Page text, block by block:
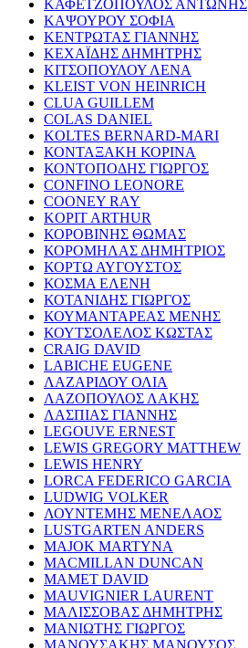
ΚΑΦΕΤΖΟΠΟΥΛΟΣ ΑΝΤΩΝΗΣ
ΚΑΨΟΥΡΟΥ ΣΟΦΙΑ
ΚΕΝΤΡΩΤΑΣ ΓΙΑΝΝΗΣ
ΚΕΧΑΪΔΗΣ ΔΗΜΗΤΡΗΣ
ΚΙΤΣΟΠΟΥΛΟΥ ΛΕΝΑ
KLEIST VON HEINRICH
CLUA GUILLEM
COLAS DANIEL
KOLTES BERNARD-MARI
ΚΟΝΤΑΞΑΚΗ ΚΟΡΙΝΑ
ΚΟΝΤΟΠΟΔΗΣ ΓΙΩΡΓΟΣ
CONFINO LEONORE
COONEY RAY
KOPIT ARTHUR
ΚΟΡΟΒΙΝΗΣ ΘΩΜΑΣ
ΚΟΡΟΜΗΛΑΣ ΔΗΜΗΤΡΙΟΣ
ΚΟΡΤΩ ΑΥΓΟΥΣΤΟΣ
ΚΟΣΜΑ ΕΛΕΝΗ
ΚΟΤΑΝΙΔΗΣ ΓΙΩΡΓΟΣ
ΚΟΥΜΑΝΤΑΡΕΑΣ ΜΕΝΗΣ
ΚΟΥΤΣΟΛΕΛΟΣ ΚΩΣΤΑΣ
CRAIG DAVID
LABICHE EUGENE
ΛΑΖΑΡΙΔΟΥ ΟΛΙΑ
ΛΑΖΟΠΟΥΛΟΣ ΛΑΚΗΣ
ΛΑΣΠΙΑΣ ΓΙΑΝΝΗΣ
LEGOUVE ERNEST
LEWIS GREGORY MATTHEW
LEWIS HENRY
LORCA FEDERICO GARCIA
LUDWIG VOLKER
ΛΟΥΝΤΕΜΗΣ ΜΕΝΕΛΑΟΣ
LUSTGARTEN ANDERS
MAJOK MARTYNA
MACMILLAN DUNCAN
MAMET DAVID
MAUVIGNIER LAURENT
ΜΑΛΙΣΣΟΒΑΣ ΔΗΜΗΤΡΗΣ
ΜΑΝΙΩΤΗΣ ΓΙΩΡΓΟΣ
ΜΑΝΟΥΣΑΚΗΣ ΜΑΝΟΥΣΟΣ